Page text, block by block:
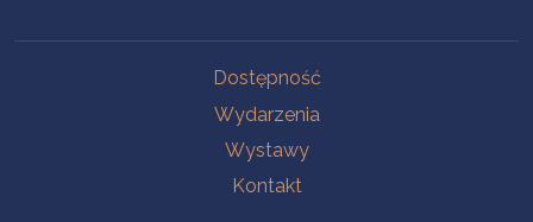
Dostępność
Wydarzenia
Wystawy
Kontakt